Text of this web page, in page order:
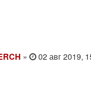
» 02 авг 2019,